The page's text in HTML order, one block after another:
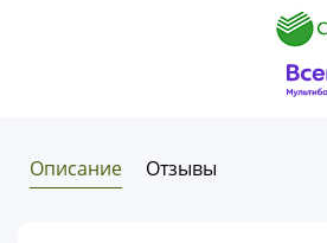
Описание Отзывы